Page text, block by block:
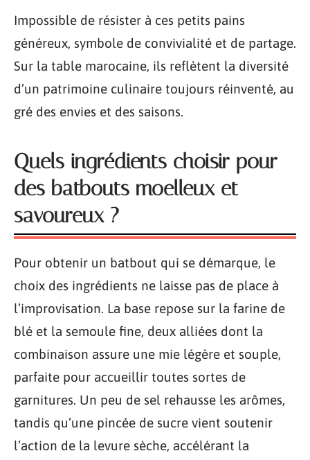
Impossible de résister à ces petits pains
généreux, symbole de convivialité et de partage.
Sur la table marocaine, ils reflètent la diversité
d’un patrimoine culinaire toujours réinventé, au
gré des envies et des saisons.
Quels ingrédients choisir pour
des batbouts moelleux et
savoureux ?
Pour obtenir un batbout qui se démarque, le
choix des ingrédients ne laisse pas de place à
l’improvisation. La base repose sur la farine de
blé et la semoule fine, deux alliées dont la
combinaison assure une mie légère et souple,
parfaite pour accueillir toutes sortes de
garnitures. Un peu de sel rehausse les arômes,
tandis qu’une pincée de sucre vient soutenir
l’action de la levure sèche, accélérant la